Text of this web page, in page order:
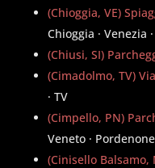
(Chioggia, VE)
Chioggia · Venezia ·
(Chiusi, SI)
(Cimadolmo, TV)
· TV
(Cimpello, PN)
Veneto · Pordenone
(Cinisello